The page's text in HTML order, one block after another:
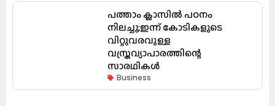
പത്താം ക്ലാസിൽ പഠനം
നിലച്ചു;ഇന്ന് കോടികളുടെ
വിറ്റുവരവുള്ള
വസ്ത്രവ്യാപാരത്തിന്റെ
സാരഥികൾ
Business